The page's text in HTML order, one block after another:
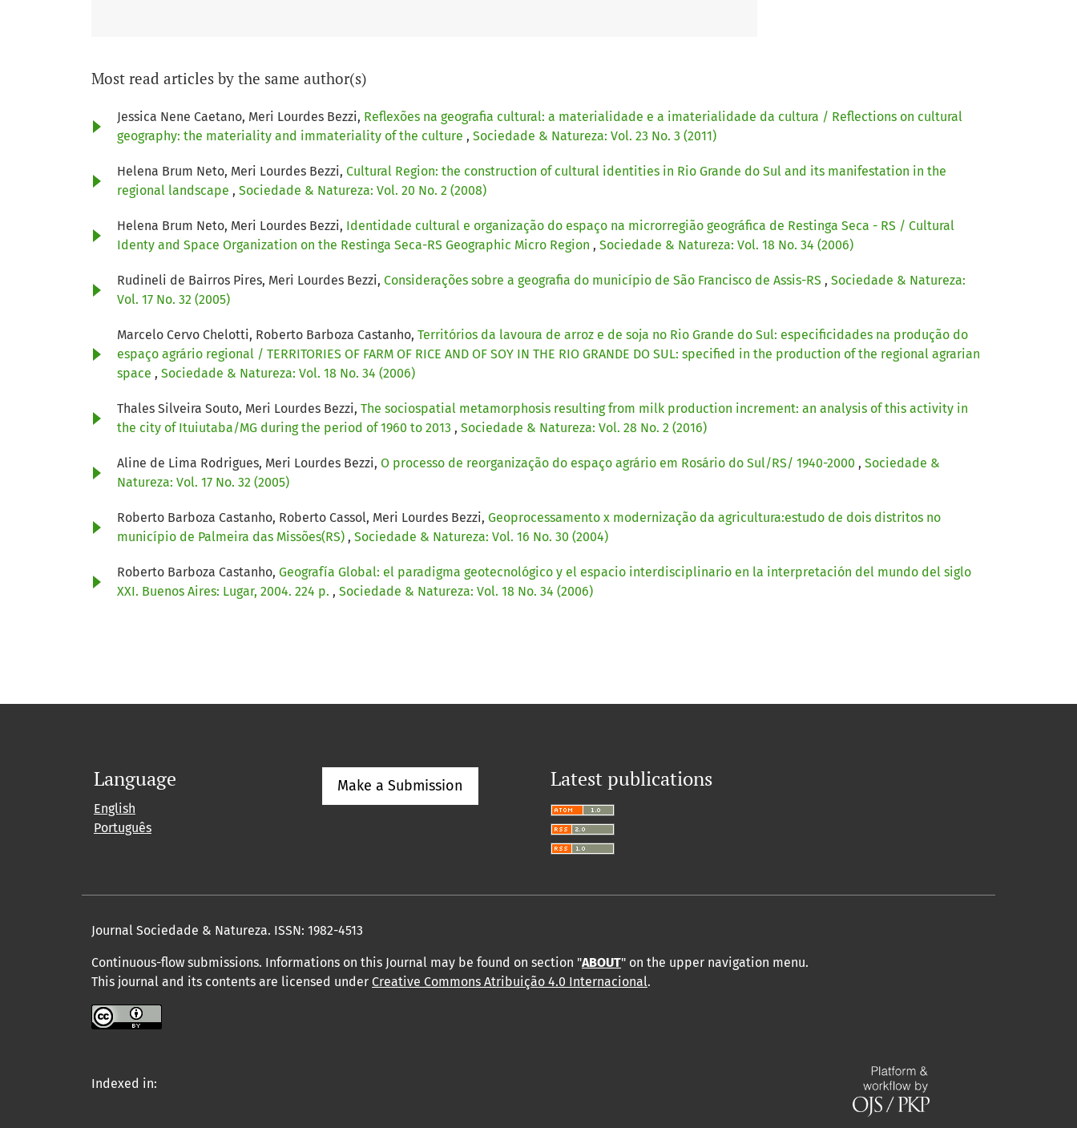
Most read articles by the same author(s)
Jessica Nene Caetano, Meri Lourdes Bezzi, Reflexões na geografia cultural: a materialidade e a imaterialidade da cultura / Reflections on cultural
geography: the materiality and immateriality of the culture , Sociedade & Natureza: Vol. 23 No. 3 (2011)
Helena Brum Neto, Meri Lourdes Bezzi, Cultural Region: the construction of cultural identities in Rio Grande do Sul and its manifestation in the
regional landscape , Sociedade & Natureza: Vol. 20 No. 2 (2008)
Helena Brum Neto, Meri Lourdes Bezzi, Identidade cultural e organização do espaço na microrregião geográfica de Restinga Seca - RS / Cultural
Identy and Space Organization on the Restinga Seca-RS Geographic Micro Region , Sociedade & Natureza: Vol. 18 No. 34 (2006)
Rudineli de Bairros Pires, Meri Lourdes Bezzi, Considerações sobre a geografia do município de São Francisco de Assis-RS , Sociedade & Natureza:
Vol. 17 No. 32 (2005)
Marcelo Cervo Chelotti, Roberto Barboza Castanho, Territórios da lavoura de arroz e de soja no Rio Grande do Sul: especificidades na produção do
espaço agrário regional / TERRITORIES OF FARM OF RICE AND OF SOY IN THE RIO GRANDE DO SUL: specified in the production of the regional agrarian
space , Sociedade & Natureza: Vol. 18 No. 34 (2006)
Thales Silveira Souto, Meri Lourdes Bezzi, The sociospatial metamorphosis resulting from milk production increment: an analysis of this activity in
the city of Ituiutaba/MG during the period of 1960 to 2013 , Sociedade & Natureza: Vol. 28 No. 2 (2016)
Aline de Lima Rodrigues, Meri Lourdes Bezzi, O processo de reorganização do espaço agrário em Rosário do Sul/RS/ 1940-2000 , Sociedade &
Natureza: Vol. 17 No. 32 (2005)
Roberto Barboza Castanho, Roberto Cassol, Meri Lourdes Bezzi, Geoprocessamento x modernização da agricultura:estudo de dois distritos no
município de Palmeira das Missões(RS) , Sociedade & Natureza: Vol. 16 No. 30 (2004)
Roberto Barboza Castanho, Geografía Global: el paradigma geotecnológico y el espacio interdisciplinario en la interpretación del mundo del siglo
XXI. Buenos Aires: Lugar, 2004. 224 p. , Sociedade & Natureza: Vol. 18 No. 34 (2006)
Language
English
Português
Make a Submission Latest publications
Journal Sociedade & Natureza. ISSN: 1982-4513
Continuous-flow submissions. Informations on this Journal may be found on section "ABOUT" on the upper navigation menu.
This journal and its contents are licensed under Creative Commons Atribuição 4.0 Internacional.
Indexed in: